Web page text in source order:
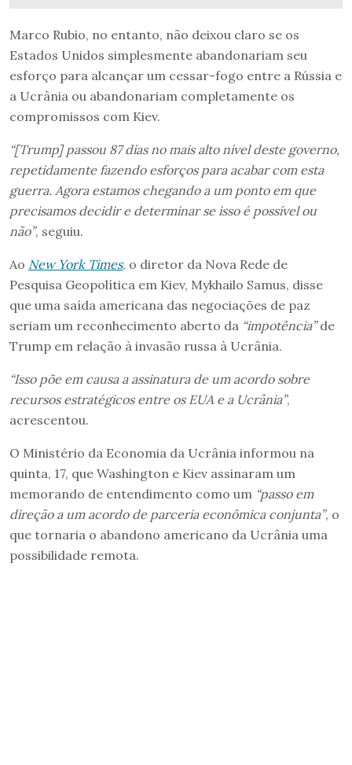
Marco Rubio, no entanto, não deixou claro se os
Estados Unidos simplesmente abandonariam seu
esforço para alcançar um cessar-fogo entre a Rússia e
a Ucrânia ou abandonariam completamente os
compromissos com Kiev.
“[Trump] passou 87 dias no mais alto nível deste governo,
repetidamente fazendo esforços para acabar com esta
guerra. Agora estamos chegando a um ponto em que
precisamos decidir e determinar se isso é possível ou
não”, seguiu.
Ao New York Times, o diretor da Nova Rede de
Pesquisa Geopolítica em Kiev, Mykhailo Samus, disse
que uma saída americana das negociações de paz
seriam um reconhecimento aberto da “impotência”de
Trump em relação à invasão russa à Ucrânia.
“Isso põe em causa a assinatura de um acordo sobre
recursos estratégicos entre os EUA e a Ucrânia”,
acrescentou.
O Ministério da Economia da Ucrânia informou na
quinta, 17, que Washington e Kiev assinaram um
memorando de entendimento como um “passo em
direção a um acordo de parceria econômica conjunta”, o
que tornaria o abandono americano da Ucrânia uma
possibilidade remota.